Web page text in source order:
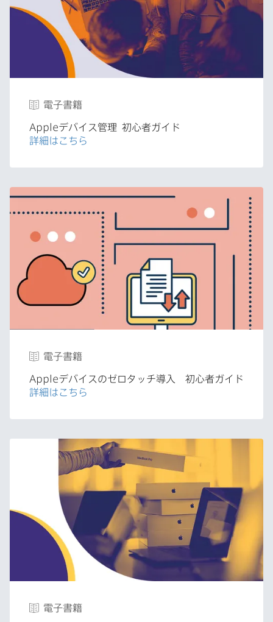
電子書籍
Appleデバイス管理 初心者ガイド
詳細は​こちら
電子書籍
Appleデバイスの​ゼロタッチ導入
初心者ガイド
詳細は​こちら
電子書籍